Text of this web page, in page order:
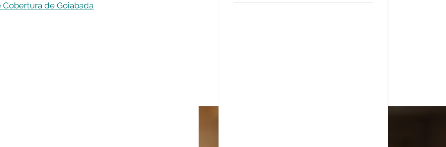
de Goiabada